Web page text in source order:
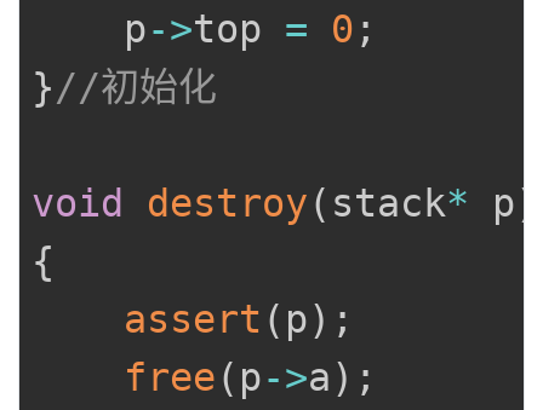
	p
->top = 0 ;
}//初始化
void destroy( stack* p)
{
assert ( p) ;
free( p->a) ;